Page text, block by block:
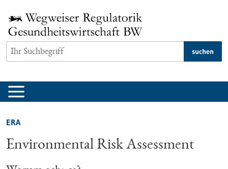
Inhalt
springen
suchen
ERA
Environmental Risk Assessment